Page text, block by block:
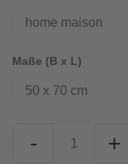
home maison
Maße (B x L)
50 x 70 cm
- +